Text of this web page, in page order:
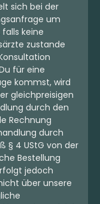
sich bei der
um
keine
zustande
für eine
kommst, wird
gleichpreisigen
durch den
Rechnung
durch
§ 4 UStG von der
Bestellung
jedoch
über unsere